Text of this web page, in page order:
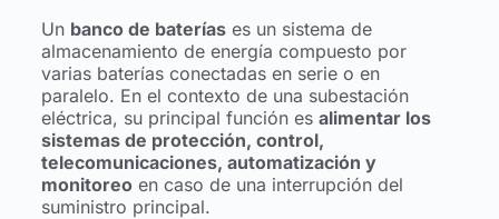
Un banco de bateríases un sistema de
almacenamiento de energía compuesto por
varias baterías conectadas en serie o en
paralelo. En el contexto de una subestación
eléctrica, su principal función es alimentar los
sistemas de protección, control,
telecomunicaciones, automatización y
monitoreoen caso de una interrupción del
suministro principal.